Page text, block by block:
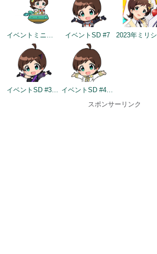
イベントミニゲームSD（2022/11/30） イベントSD #7 2023年ミリシタ4周年イメージ
イベントSD #354
イベントSD #403
スポンサーリンク